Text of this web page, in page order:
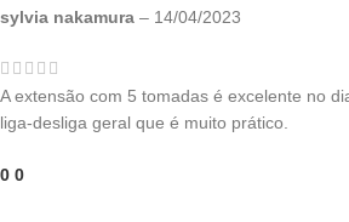
sylvia nakamura – 14/04/2023
A extensão com 5 tomadas é excelente no
liga-desliga geral que é muito prático.
0 0